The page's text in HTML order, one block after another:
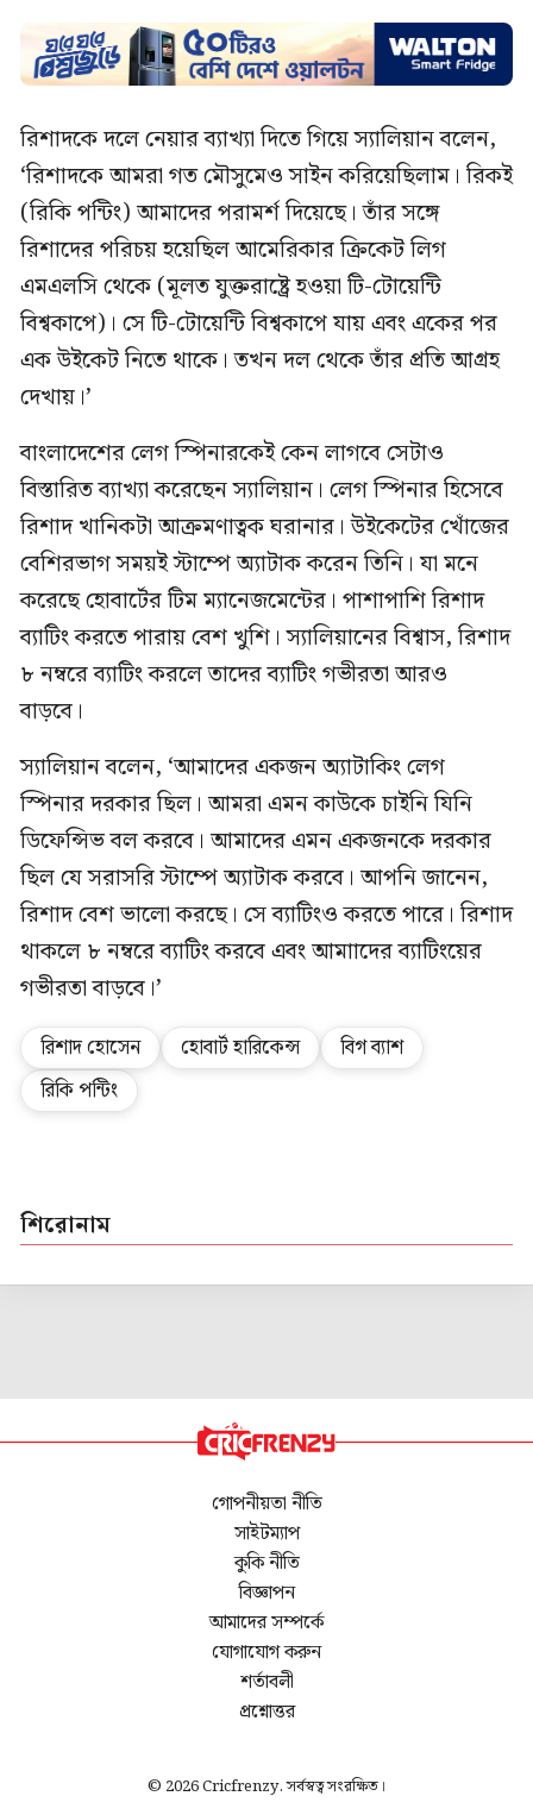
রিশাদকে দলে নেয়ার ব্যাখ্যা দিতে গিয়ে স্যালিয়ান বলেন,
‘রিশাদকে আমরা গত মৌসুমেও সাইন করিয়েছিলাম। রিকই
(রিকি পন্টিং) আমাদের পরামর্শ দিয়েছে। তাঁর সঙ্গে
রিশাদের পরিচয় হয়েছিল আমেরিকার ক্রিকেট লিগ
এমএলসি থেকে (মূলত যুক্তরাষ্ট্রে হওয়া টি-টোয়েন্টি
বিশ্বকাপে)। সে টি-টোয়েন্টি বিশ্বকাপে যায় এবং একের পর
এক উইকেট নিতে থাকে। তখন দল থেকে তাঁর প্রতি আগ্রহ
দেখায়।’
বাংলাদেশের লেগ স্পিনারকেই কেন লাগবে সেটাও
বিস্তারিত ব্যাখ্যা করেছেন স্যালিয়ান। লেগ স্পিনার হিসেবে
রিশাদ খানিকটা আক্রমণাত্বক ঘরানার। উইকেটের খোঁজের
বেশিরভাগ সময়ই স্টাম্পে অ্যাটাক করেন তিনি। যা মনে
করেছে হোবার্টের টিম ম্যানেজমেন্টের। পাশাপাশি রিশাদ
ব্যাটিং করতে পারায় বেশ খুশি। স্যালিয়ানের বিশ্বাস, রিশাদ
৮ নম্বরে ব্যাটিং করলে তাদের ব্যাটিং গভীরতা আরও
বাড়বে।
স্যালিয়ান বলেন, ‘আমাদের একজন অ্যাটাকিং লেগ
স্পিনার দরকার ছিল। আমরা এমন কাউকে চাইনি যিনি
ডিফেন্সিভ বল করবে। আমাদের এমন একজনকে দরকার
ছিল যে সরাসরি স্টাম্পে অ্যাটাক করবে। আপনি জানেন,
রিশাদ বেশ ভালো করছে। সে ব্যাটিংও করতে পারে। রিশাদ
থাকলে ৮ নম্বরে ব্যাটিং করবে এবং আমাাদের ব্যাটিংয়ের
গভীরতা বাড়বে।’
রিশাদ হোসেন হোবার্ট হারিকেন্স
বিগ ব্যাশ
রিকি পন্টিং
শিরোনাম
গোপনীয়তা নীতি
সাইটম্যাপ
কুকি নীতি
বিজ্ঞাপন
আমাদের সম্পর্কে
যোগাযোগ করুন
শর্তাবলী
প্রশ্নোত্তর
© 2026 Cricfrenzy. সর্বস্বত্ব সংরক্ষিত।